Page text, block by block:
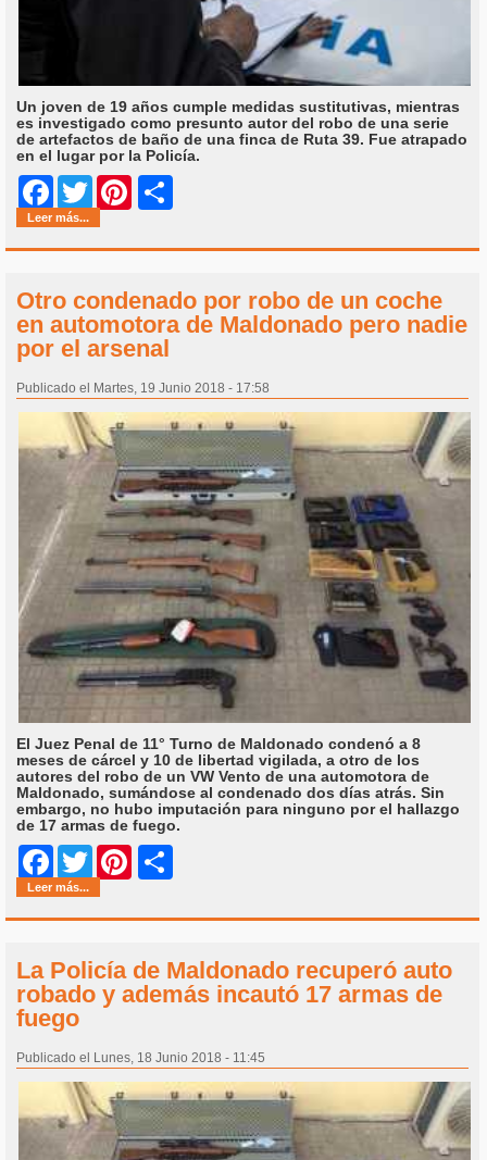
Un joven de 19 años cumple medidas sustitutivas, mientras
es investigado como presunto autor del robo de una serie
de artefactos de baño de una finca de Ruta 39. Fue atrapado
en el lugar por la Policía.
Facebook
Twitter Pinterest
Leer más...
Otro condenado por robo de un coche
en automotora de Maldonado pero nadie
por el arsenal
Publicado el Martes, 19 Junio 2018 - 17:58
El Juez Penal de 11° Turno de Maldonado condenó a 8
meses de cárcel y 10 de libertad vigilada, a otro de los
autores del robo de un VW Vento de una automotora de
Maldonado, sumándose al condenado dos días atrás. Sin
embargo, no hubo imputación para ninguno por el hallazgo
de 17 armas de fuego.
Facebook
Twitter Pinterest
Leer más...
La Policía de Maldonado recuperó auto
robado y además incautó 17 armas de
fuego
Publicado el Lunes, 18 Junio 2018 - 11:45